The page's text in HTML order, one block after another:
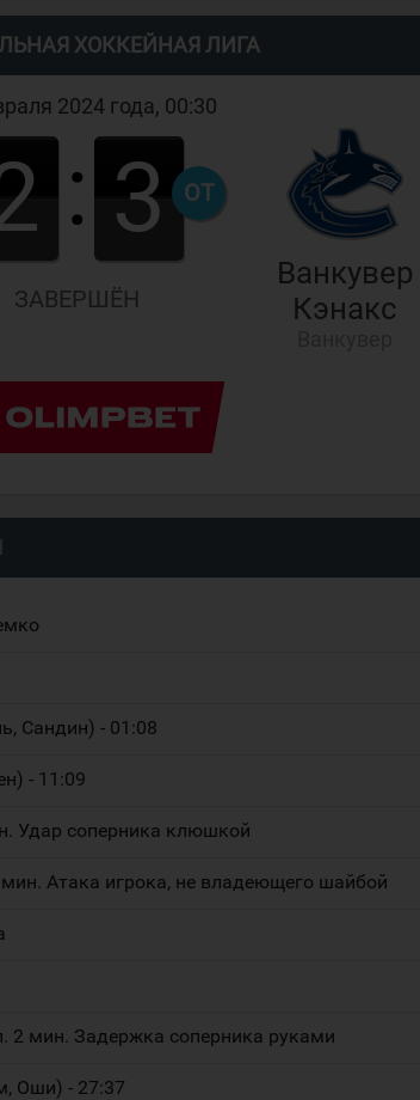
ХОККЕЙНАЯ ЛИГА
2024 года, 00:30
: 3 ОТ
ЗАВЕРШЁН
Ванкувер
Кэнакс
Сандин) - 01:08
- 11:09
Удар соперника клюшкой
Атака игрока, не владеющего шайбой
2 мин. Задержка соперника руками
Оши) - 27:37